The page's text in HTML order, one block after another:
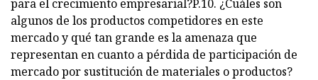
para el crecimiento empresarial?P.10. ¿Cuáles son
algunos de los productos competidores en este
mercado y qué tan grande es la amenaza que
representan en cuanto a pérdida de participación de
mercado por sustitución de materiales o productos?